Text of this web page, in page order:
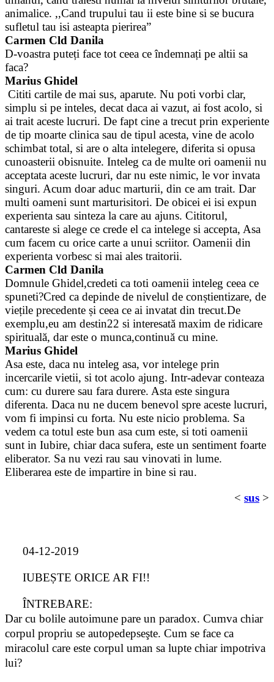
animalice. ,,Cand trupului tau ii este bine si se bucura
sufletul tau isi asteapta pierirea”
Carmen Cld Danila
D-voastra puteți face tot ceea ce îndemnați pe altii sa
faca?
Marius Ghidel
Cititi cartile de mai sus, aparute. Nu poti vorbi clar,
simplu si pe inteles, decat daca ai vazut, ai fost acolo, si
ai trait aceste lucruri. De fapt cine a trecut prin experiente
de tip moarte clinica sau de tipul acesta, vine de acolo
schimbat total, si are o alta intelegere, diferita si opusa
cunoasterii obisnuite. Inteleg ca de multe ori oamenii nu
acceptata aceste lucruri, dar nu este nimic, le vor invata
singuri. Acum doar aduc marturii, din ce am trait. Dar
multi oameni sunt marturisitori. De obicei ei isi expun
experienta sau sinteza la care au ajuns. Cititorul,
cantareste si alege ce crede el ca intelege si accepta, Asa
cum facem cu orice carte a unui scriitor. Oamenii din
experienta vorbesc si mai ales traitorii.
Carmen Cld Danila
Domnule Ghidel,credeti ca toti oamenii inteleg ceea ce
spuneti?Cred ca depinde de nivelul de conștientizare, de
viețile precedente și ceea ce ai invatat din trecut.De
exemplu,eu am destin22 si interesată maxim de ridicare
spirituală, dar este o munca,continuă cu mine.
Marius Ghidel
Asa este, daca nu inteleg asa, vor intelege prin
incercarile vietii, si tot acolo ajung. Intr-adevar conteaza
cum: cu durere sau fara durere. Asta este singura
diferenta. Daca nu ne ducem benevol spre aceste lucruri,
vom fi impinsi cu forta. Nu este nicio problema. Sa
vedem ca totul este bun asa cum este, si toti oamenii
sunt in Iubire, chiar daca sufera, este un sentiment foarte
eliberator. Sa nu vezi rau sau vinovati in lume.
Eliberarea este de impartire in bine si rau.
< sus >
04-12-2019
IUBEȘTE ORICE AR FI!!
ÎNTREBARE:
Dar cu bolile autoimune pare un paradox. Cumva chiar
corpul propriu se autopedepseşte. Cum se face ca
miracolul care este corpul uman sa lupte chiar impotriva
lui?